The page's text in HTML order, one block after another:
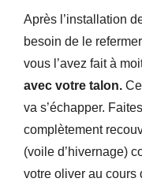
Après l’installation
besoin de le
vous l’avez fait à
avec votre talon.
va s’échapper.
complètement
(voile d’hivernage)
votre oliver au cours